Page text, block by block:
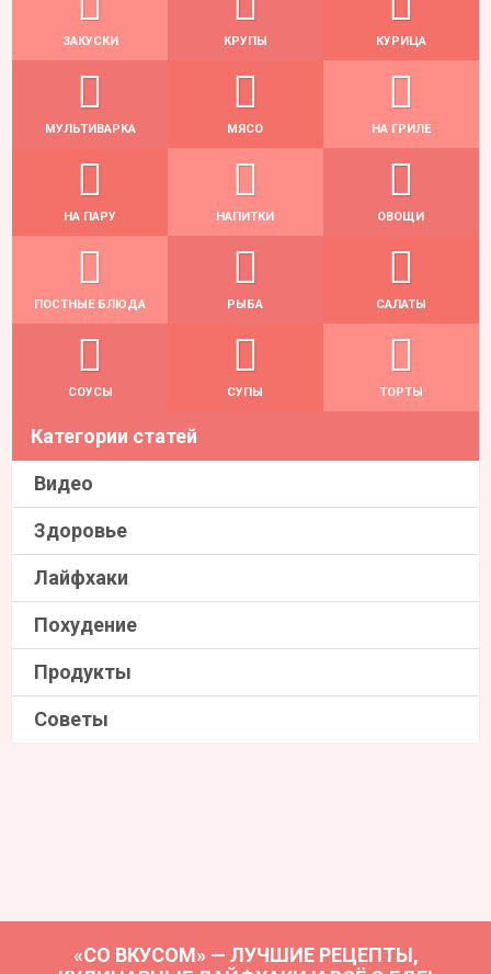
ЗАКУСКИ КРУПЫ КУРИЦА
МУЛЬТИВАРКА МЯСО НА ГРИЛЕ
НА ПАРУ НАПИТКИ ОВОЩИ
ПОСТНЫЕ БЛЮДА РЫБА САЛАТЫ
СОУСЫ СУПЫ ТОРТЫ
Категории статей
Видео
Здоровье
Лайфхаки
Похудение
Продукты
Советы
«СО ВКУСОМ» — ЛУЧШИЕ РЕЦЕПТЫ,